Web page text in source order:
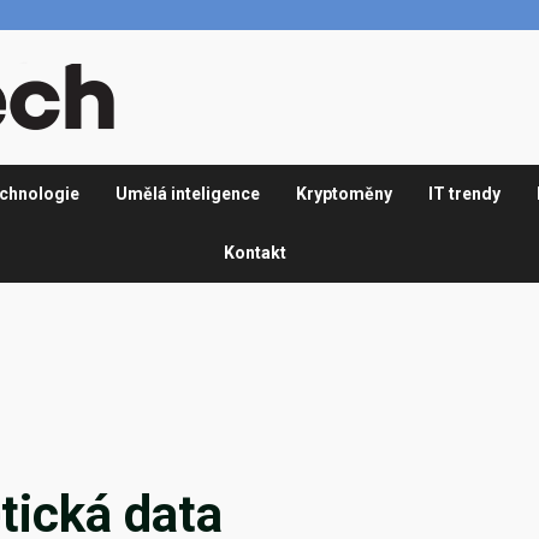
Umělá inteligence Kryptoměny IT trendy
Kontakt
data